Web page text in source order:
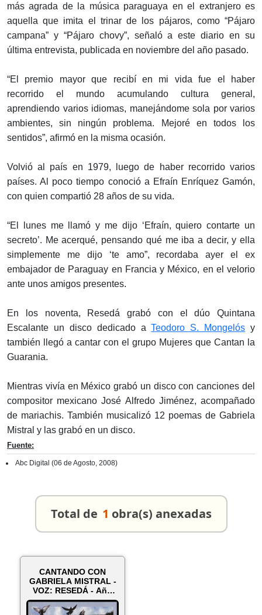
más agrada de la música paraguaya en el extranjero es
aquella que imita el trinar de los pájaros, como “Pájaro
campana” y “Pájaro chovy”, señaló a este diario en su
última entrevista, publicada en noviembre del año pasado.
“El premio mayor que recibí en mi vida fue el haber
recorrido el mundo acumulando cultura general,
aprendiendo varios idiomas, manejándome sola por varios
ambientes, sin ningún problema. Mejoré en todos los
sentidos”, afirmó en la misma ocasión.
Volvió al país en 1979, luego de haber recorrido varios
países. Al poco tiempo conoció a Efraín Enríquez Gamón,
con quien compartió 28 años de su vida.
“El lunes me llamó y me dijo ‘Efraín, quiero contarte un
secreto’. Me acerqué, pensando qué me iba a decir, y ella
simplemente me dijo ‘te amo”, recordaba ayer el ex
embajador de Paraguay en Francia y México, en el velorio
ante unos amigos presentes.
En los noventa, Resedá grabó con el dúo Quintana
Escalante un disco dedicado aTeodoro S. Mongelós y
también llegó a cantar con el grupo Mujeres que Cantan la
Guarania.
Mientras vivía en México grabó un disco con canciones del
compositor mexicano José Alfredo Jiménez, acompañado
de mariachis. También musicalizó 12 poemas de Gabriela
Mistral y las grabó en un disco.
Fuente:
Abc Digital (06 de Agosto, 2008)
Total de 1 obra(s) anexadas
CANTANDO CON
GABRIELA MISTRAL -
VOZ: RESEDÁ - Año
1999